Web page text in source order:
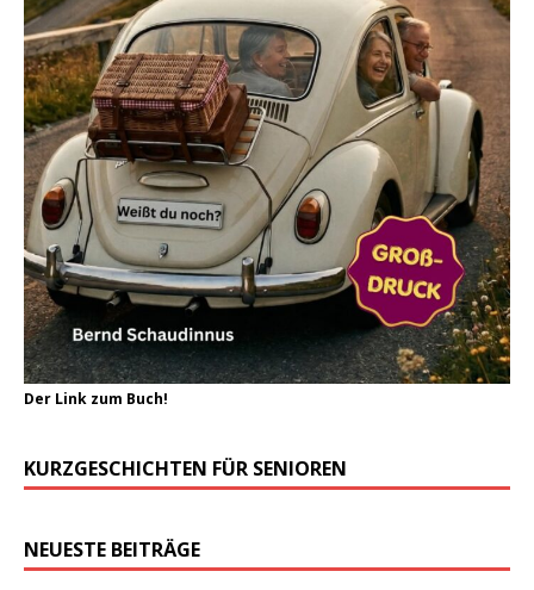
Der Link zum Buch!
KURZGESCHICHTEN FÜR SENIOREN
NEUESTE BEITRÄGE